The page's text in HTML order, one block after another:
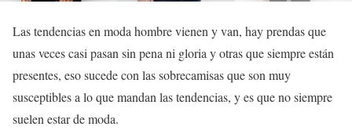
Las tendencias en moda hombre vienen y van, hay prendas que
unas veces casi pasan sin pena ni gloria y otras que siempre están
presentes, eso sucede con las sobrecamisas que son muy
susceptibles a lo que mandan las tendencias, y es que no siempre
suelen estar de moda.